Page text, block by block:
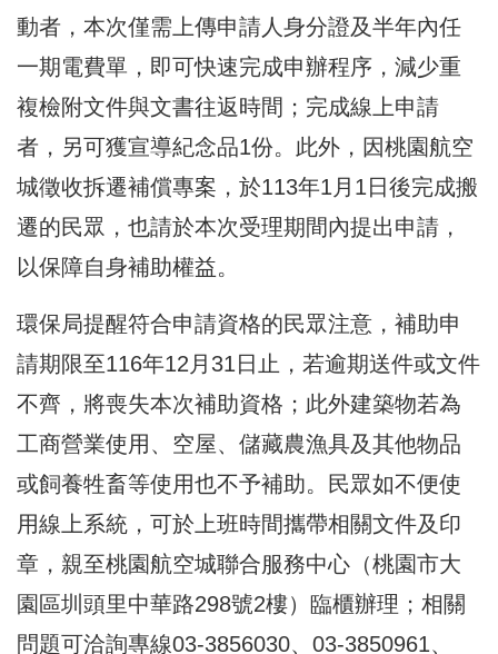
動者，本次僅需上傳申請人身分證及半年內任
一期電費單，即可快速完成申辦程序，減少重
複檢附文件與文書往返時間；完成線上申請
者，另可獲宣導紀念品1份。此外，因桃園航空
城徵收拆遷補償專案，於113年1月1日後完成搬
遷的民眾，也請於本次受理期間內提出申請，
以保障自身補助權益。
環保局提醒符合申請資格的民眾注意，補助申
請期限至116年12月31日止，若逾期送件或文件
不齊，將喪失本次補助資格；此外建築物若為
工商營業使用、空屋、儲藏農漁具及其他物品
或飼養牲畜等使用也不予補助。民眾如不便使
用線上系統，可於上班時間攜帶相關文件及印
章，親至桃園航空城聯合服務中心（桃園市大
園區圳頭里中華路298號2樓）臨櫃辦理；相關
問題可洽詢專線03-3856030、03-3850961、